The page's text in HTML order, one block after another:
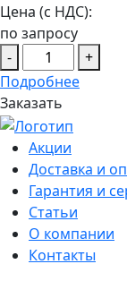
Цена (с НДС):
по запросу
-
+
Подробнее
Заказать
Акции
Доставка и
Гарантия и
Статьи
О компании
Контакты